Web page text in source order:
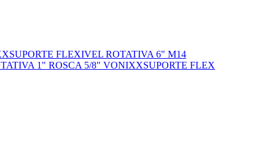
SUPORTE FLEXIVEL ROTATIVA 6" M14
1" ROSCA 5/8" VONIXXSUPORTE FLEX